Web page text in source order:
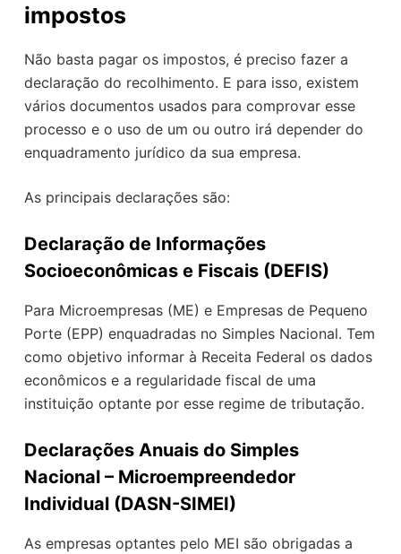
impostos
Não basta pagar os impostos, é preciso fazer a
declaração do recolhimento. E para isso, existem
vários documentos usados para comprovar esse
processo e o uso de um ou outro irá depender do
enquadramento jurídico da sua empresa.
As principais declarações são:
Declaração de Informações
Socioeconômicas e Fiscais (DEFIS)
Para Microempresas (ME) e Empresas de Pequeno
Porte (EPP) enquadradas no Simples Nacional. Tem
como objetivo informar à Receita Federal os dados
econômicos e a regularidade fiscal de uma
instituição optante por esse regime de tributação.
Declarações Anuais do Simples
Nacional – Microempreendedor
Individual (DASN-SIMEI)
As empresas optantes pelo MEI são obrigadas a